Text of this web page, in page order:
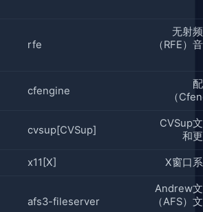
rfe
无射
（RFE）
cfengine
（
cvsup[CVSup]
CVSup
和
x11[X] X窗口
afs3-fileserver
Andrew
（AFS）